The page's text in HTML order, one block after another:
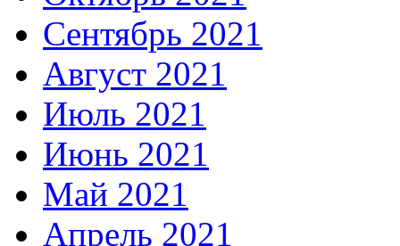
Сентябрь 2021
Август 2021
Июль 2021
Июнь 2021
Май 2021
Апрель 2021